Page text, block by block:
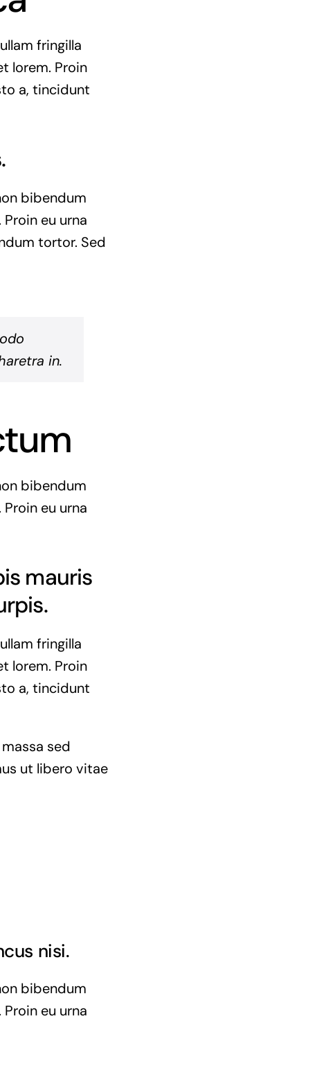
fringilla
lorem. Proin
a, tincidunt
bibendum
eu urna
tortor. Sed
in.
bibendum
eu urna
mauris
fringilla
lorem. Proin
a, tincidunt
sed
ut libero vitae
nisi.
bibendum
eu urna